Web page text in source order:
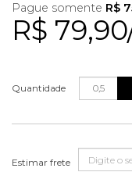
R$
Pague somente R$
Quantidade